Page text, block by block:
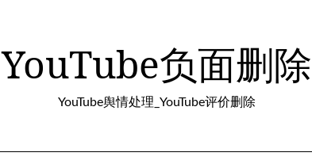
YouTube负面删除
YouTube舆情处理_YouTube评价删除